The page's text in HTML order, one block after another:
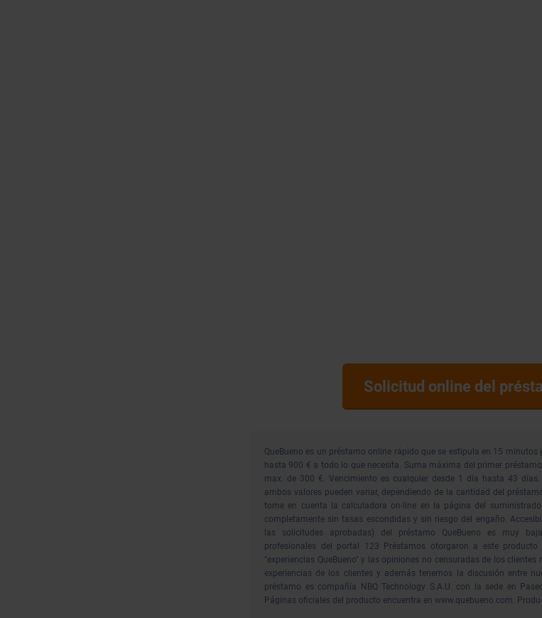
Solicitud online del
QueBueno es un préstamo online rápido que se estipula en 15 minutos
hasta 900 € a todo lo que necesita. Suma máxima del primer
max. de 300 €. Vencimiento es cualquier desde 1 día hasta 43 días.
ambos valores pueden variar, dependiendo de la cantidad del
tome en cuenta la calculadora on-line en la página del
completamente sin tasas escondidas y sin riesgo del engaño.
las solicitudes aprobadas) del préstamo QueBueno es muy
profesionales del portal 123 Préstamos otorgaron a este producto
"experiencias QueBueno" y las opiniones no censuradas de los
experiencias de los clientes y además tenemos la discusión entre
préstamo es compañía NBQ Technology S.A.U. con la sede en
Páginas oficiales del producto encuentra en www.quebueno.com.